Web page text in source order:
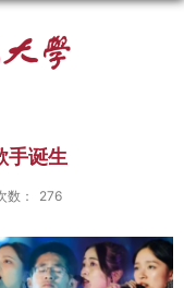
手诞生
数： 276